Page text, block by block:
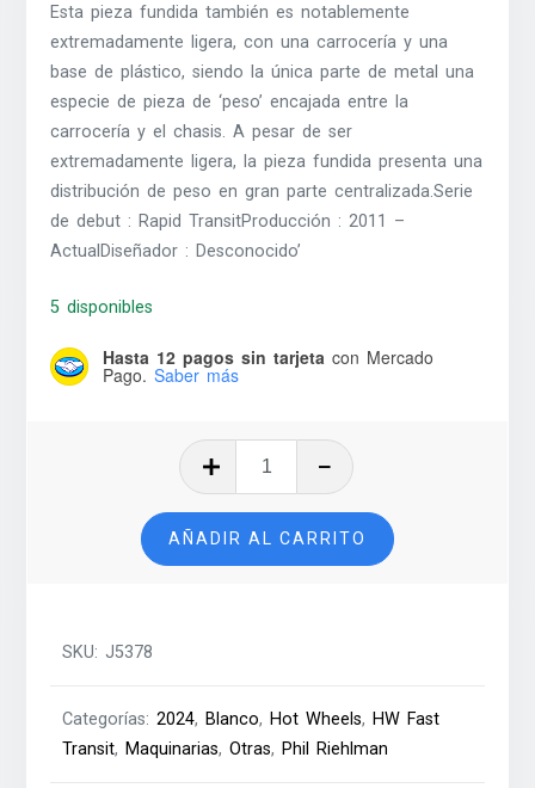
Esta pieza fundida también es notablemente
extremadamente ligera, con una carrocería y una
base de plástico, siendo la única parte de metal una
especie de pieza de ‘peso’ encajada entre la
carrocería y el chasis. A pesar de ser
extremadamente ligera, la pieza fundida presenta una
distribución de peso en gran parte centralizada.Serie
de debut : Rapid TransitProducción : 2011 –
ActualDiseñador : Desconocido’
5 disponibles
Hasta 12 pagos sin tarjeta con Mercado
Pago. Saber más
Flyer
-
2024
AÑADIR AL CARRITO
SKU:J5378
Categorías:2024, Blanco, Hot Wheels, HW Fast
Transit, Maquinarias,Otras, Phil Riehlman